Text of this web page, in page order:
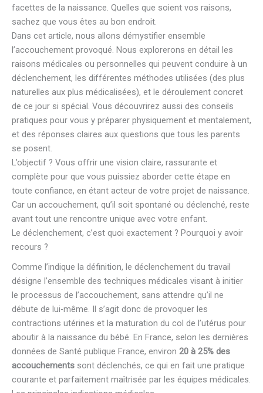
facettes de la naissance. Quelles que soient vos raisons,
sachez que vous êtes au bon endroit.
Dans cet article, nous allons démystifier ensemble
l’accouchement provoqué. Nous explorerons en détail les
raisons médicales ou personnelles qui peuvent conduire à un
déclenchement, les différentes méthodes utilisées (des plus
naturelles aux plus médicalisées), et le déroulement concret
de ce jour si spécial. Vous découvrirez aussi des conseils
pratiques pour vous y préparer physiquement et mentalement,
et des réponses claires aux questions que tous les parents
se posent.
L’objectif ? Vous offrir une vision claire, rassurante et
complète pour que vous puissiez aborder cette étape en
toute confiance, en étant acteur de votre projet de naissance.
Car un accouchement, qu’il soit spontané ou déclenché, reste
avant tout une rencontre unique avec votre enfant.
Le déclenchement, c’est quoi exactement ? Pourquoi y avoir
recours ?
Comme l’indique la définition, le déclenchement du travail
désigne l’ensemble des techniques médicales visant à initier
le processus de l’accouchement, sans attendre qu’il ne
débute de lui-même. Il s’agit donc de provoquer les
contractions utérines et la maturation du col de l’utérus pour
aboutir à la naissance du bébé. En France, selon les dernières
données de Santé publique France, environ 20 à 25% des
accouchements sont déclenchés, ce qui en fait une pratique
courante et parfaitement maîtrisée par les équipes médicales.